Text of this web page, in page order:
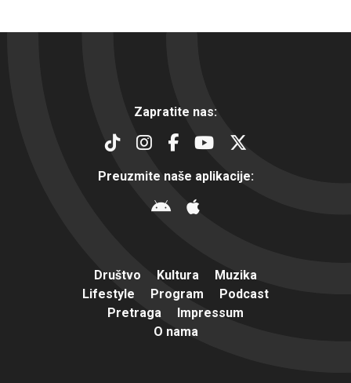
Zapratite nas:
Preuzmite naše aplikacije:
Društvo Kultura
Muzika
Lifestyle
Program
Podcast
Pretraga
Impressum
O nama